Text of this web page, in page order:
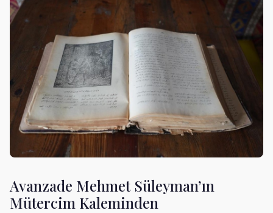
Avanzade Mehmet Süleyman’ın
Mütercim Kaleminden